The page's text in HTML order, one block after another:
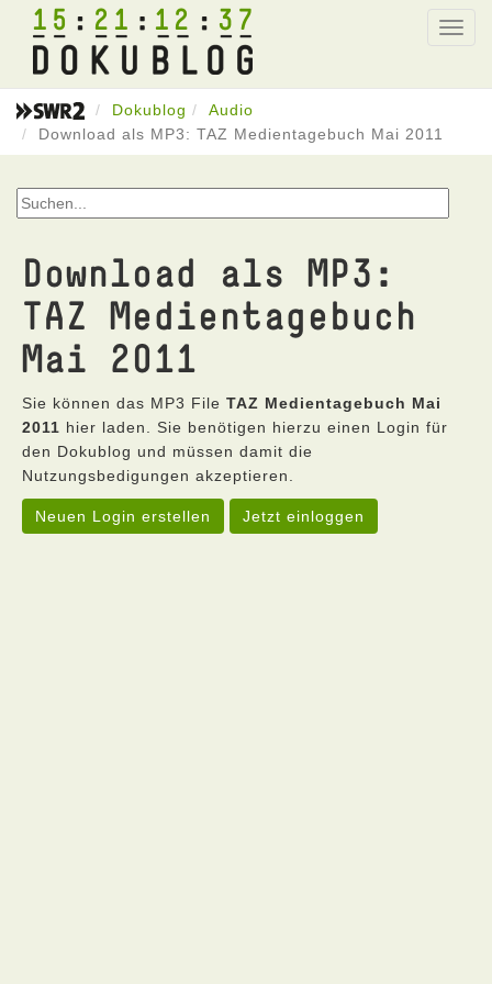
15 21 12 37
Dokublog
Audio
Download als MP3: TAZ Medientagebuch Mai 2011
Download als MP3:
TAZ Medientagebuch
Mai 2011
Sie können das MP3 File TAZ Medientagebuch Mai
2011 hier laden. Sie benötigen hierzu einen Login für
den Dokublog und müssen damit die
Nutzungsbedigungen akzeptieren.
Neuen Login erstellen Jetzt einloggen